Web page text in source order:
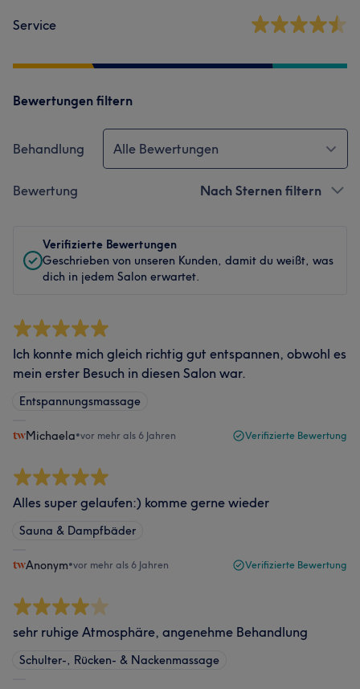
Service
Bewertungen filtern
Behandlung Alle Bewertungen
Bewertung Nach Sternen filtern
Verifizierte Bewertungen
Geschrieben von unseren Kunden, damit du weißt, was
dich in jedem Salon erwartet.
Ich konnte mich gleich richtig gut entspannen, obwohl es
mein erster Besuch in diesen Salon war.
Entspannungsmassage
Michaela•vor mehr als 6 Jahren Verifizierte Bewertung
Alles super gelaufen:) komme gerne wieder
Sauna & Dampfbäder
Anonym•vor mehr als 6 Jahren Verifizierte Bewertung
sehr ruhige Atmosphäre, angenehme Behandlung
Schulter-, Rücken- & Nackenmassage